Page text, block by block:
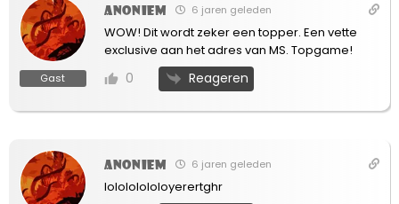
Gast
Anoniem 6 jaren geleden
WOW! Dit wordt zeker een topper. Een vette
exclusive aan het adres van MS. Topgame!
0 Reageren
Anoniem 6 jaren geleden
lolololololoyerertghr